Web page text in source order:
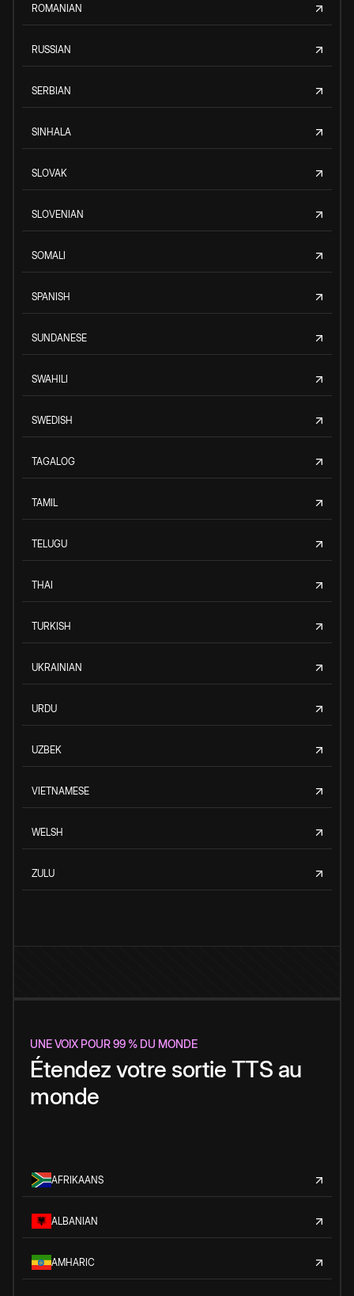
ROMANIAN
RUSSIAN
SERBIAN
SINHALA
SLOVAK
SLOVENIAN
SOMALI
SPANISH
SUNDANESE
SWAHILI
SWEDISH
TAGALOG
TAMIL
TELUGU
THAI
TURKISH
UKRAINIAN
URDU
UZBEK
VIETNAMESE
WELSH
ZULU
UNE VOIX POUR 99 % DU MONDE
Étendez votre sortie TTS au
monde
AFRIKAANS
ALBANIAN
AMHARIC